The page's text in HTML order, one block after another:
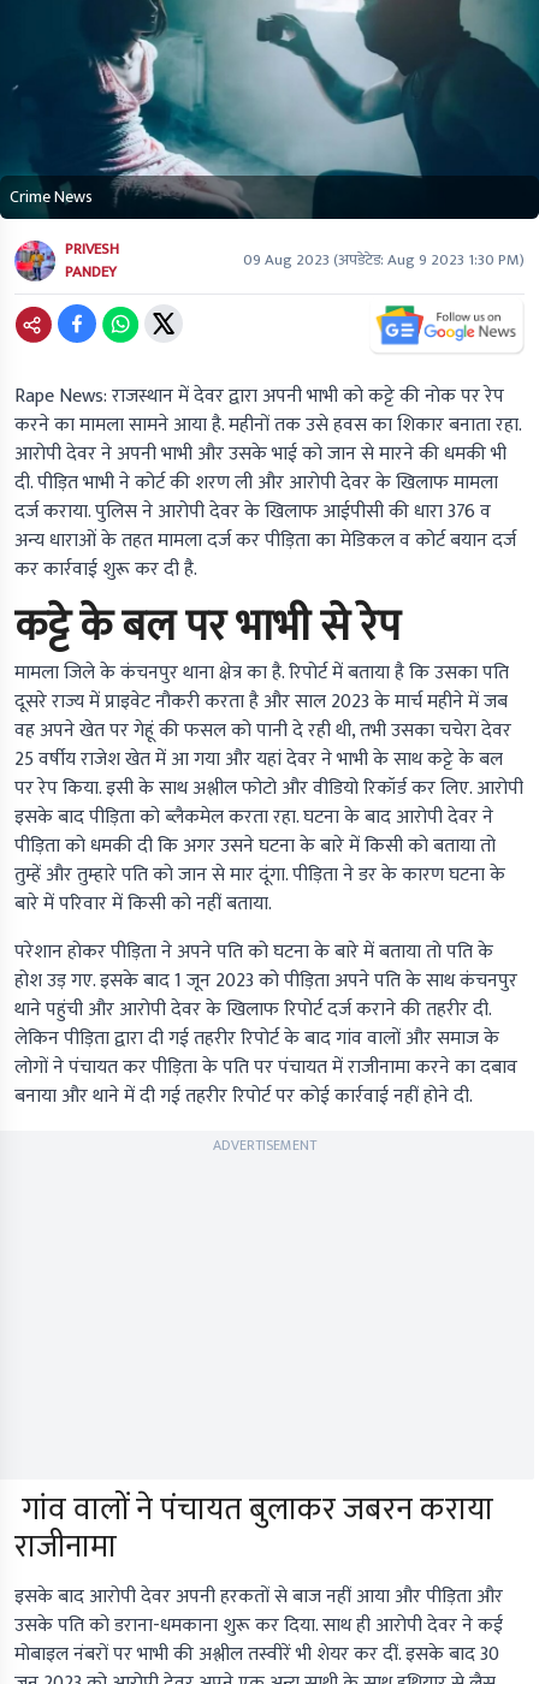
Crime News
PRIVESH
PANDEY
09 Aug 2023(अपडेटेड:Aug 9 2023 1:30 PM)
Rape News: राजस्थान में देवर द्वारा अपनी भाभी को कट्टे की नोक पर रेप
करने का मामला सामने आया है. महीनों तक उसे हवस का शिकार बनाता रहा.
आरोपी देवर ने अपनी भाभी और उसके भाई को जान से मारने की धमकी भी
दी. पीड़ित भाभी ने कोर्ट की शरण ली और आरोपी देवर के खिलाफ मामला
दर्ज कराया. पुलिस ने आरोपी देवर के खिलाफ आईपीसी की धारा 376 व
अन्य धाराओं के तहत मामला दर्ज कर पीड़िता का मेडिकल व कोर्ट बयान दर्ज
कर कार्रवाई शुरू कर दी है.
कट्टे के बल पर भाभी से रेप
मामला जिले के कंचनपुर थाना क्षेत्र का है. रिपोर्ट में बताया है कि उसका पति
दूसरे राज्य में प्राइवेट नौकरी करता है और साल 2023 के मार्च महीने में जब
वह अपने खेत पर गेहूं की फसल को पानी दे रही थी, तभी उसका चचेरा देवर
25 वर्षीय राजेश खेत में आ गया और यहां देवर ने भाभी के साथ कट्टे के बल
पर रेप किया. इसी के साथ अश्लील फोटो और वीडियो रिकॉर्ड कर लिए. आरोपी
इसके बाद पीड़िता को ब्लैकमेल करता रहा. घटना के बाद आरोपी देवर ने
पीड़िता को धमकी दी कि अगर उसने घटना के बारे में किसी को बताया तो
तुम्हें और तुम्हारे पति को जान से मार दूंगा. पीड़िता ने डर के कारण घटना के
बारे में परिवार में किसी को नहीं बताया.
परेशान होकर पीड़िता ने अपने पति को घटना के बारे में बताया तो पति के
होश उड़ गए. इसके बाद 1 जून 2023 को पीड़िता अपने पति के साथ कंचनपुर
थाने पहुंची और आरोपी देवर के खिलाफ रिपोर्ट दर्ज कराने की तहरीर दी.
लेकिन पीड़िता द्वारा दी गई तहरीर रिपोर्ट के बाद गांव वालों और समाज के
लोगों ने पंचायत कर पीड़िता के पति पर पंचायत में राजीनामा करने का दबाव
बनाया और थाने में दी गई तहरीर रिपोर्ट पर कोई कार्रवाई नहीं होने दी.
ADVERTISEMENT
गांव वालों ने पंचायत बुलाकर जबरन कराया
राजीनामा
इसके बाद आरोपी देवर अपनी हरकतों से बाज नहीं आया और पीड़िता और
उसके पति को डराना-धमकाना शुरू कर दिया. साथ ही आरोपी देवर ने कई
मोबाइल नंबरों पर भाभी की अश्लील तस्वीरें भी शेयर कर दीं. इसके बाद 30